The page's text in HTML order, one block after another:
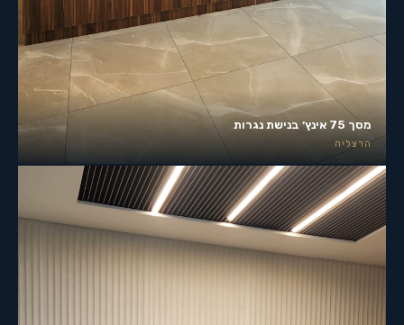
מסך 75 אינץ׳ בנישת נגרות
הרצליה